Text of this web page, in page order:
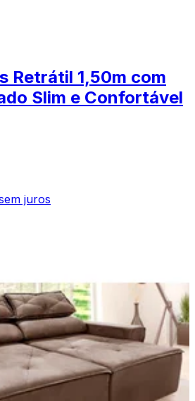
Retrátil 1,50m com
Slim e Confortável
juros